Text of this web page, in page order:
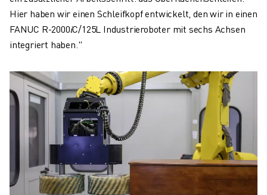
Hier haben wir einen Schleifkopf entwickelt, den wir in einen
FANUC R-2000𝑖C/125L Industrieroboter mit sechs Achsen
integriert haben."